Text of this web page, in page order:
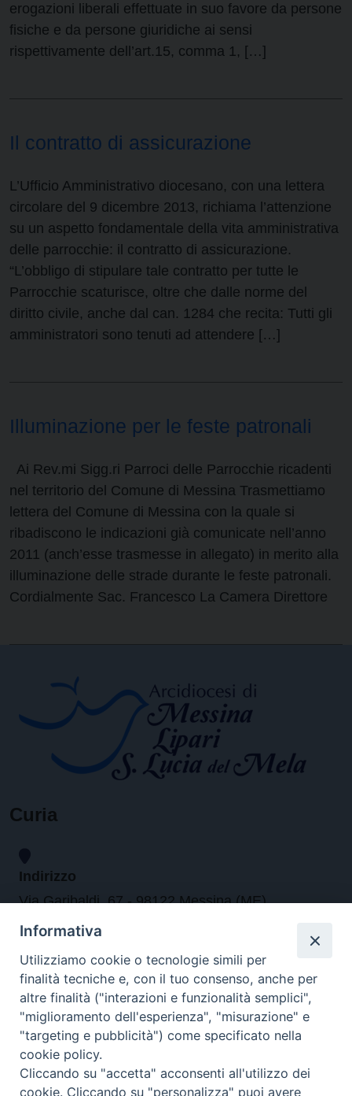
erogazioni liberali effettuate in suo favore da persone
fisiche e da persone giuridiche ai sensi
rispettivamente dell’art.15, comma 1, […]
Il contratto di assicurazione
L’Ufficio Amministrativo diocesano, con una lettera
circolare del 9 dicembre 2013, richiama l’attenzione
su un aspetto fondamentale della vita amministrativa
delle parrocchie: il contratto di assicurazione.
“L’obbligo di stipulare tale contratto per tutte le
Parrocchie scaturisce, oltre che dalle norme del
diritto civile, anche dal can. 1284 che recita: Tutti gli
amministratori sono tenuti ad attendere […]
Illuminazione per le feste patronali
Ai Rev.mi Sigg.ri Parroci delle Parrocchie ricadenti
nel territorio del Comune di Messina Trasmettiamo
lettera del Comune di Messina con la quale si
ribadiscono le indicazioni già comunicate nell’anno
2011 (anch’esse trasmesse in allegato) in merito alla
illuminazione delle strade durante le feste patronali.
Cordialmente Sac. Francesco La Camera Direttore
Curia
Indirizzo
Via Garibaldi, 67 - 98122 Messina (ME)
Orari
da lunedi al venerdi dalle ore 9.30 alle 12.30
Contatti
Tel. 090.6684111 - Fax. 090.6684206
Informativa
Utilizziamo cookie o tecnologie simili per
finalità tecniche e, con il tuo consenso, anche per
altre finalità ("interazioni e funzionalità semplici",
"miglioramento dell'esperienza", "misurazione" e
"targeting e pubblicità") come specificato nella
cookie policy.
Cliccando su "accetta" acconsenti all'utilizzo dei
cookie. Cliccando su "personalizza" puoi avere